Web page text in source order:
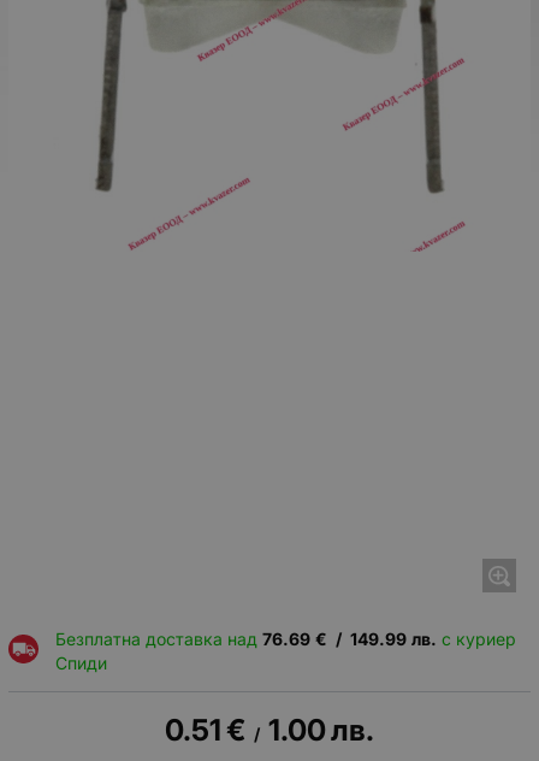
Безплатна доставка над 76.69 € / 149.99 лв. с куриер
Спиди
0.51€ / 1.00лв.